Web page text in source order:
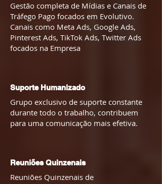
Gestão completa de Mídias e Canais de
Tráfego Pago focados em Evolutivo.
Canais como Meta Ads, Google Ads,
Pinterest Ads, TikTok Ads, Twitter Ads
focados na Empresa
Suporte Humanizado
Grupo exclusivo de suporte constante
durante todo o trabalho, contribuem
para uma comunicação mais efetiva.
Reuniões Quinzenais
Reuniões Quinzenais de